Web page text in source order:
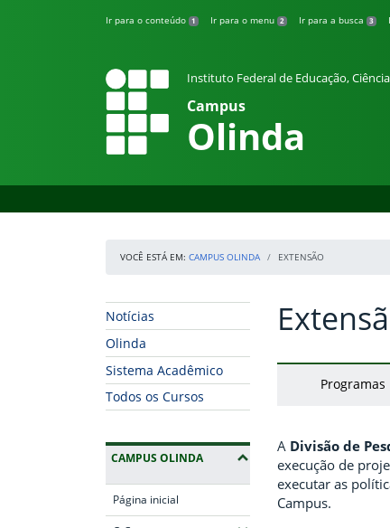
Ir para o conteúdo 1 Ir para o menu 2 Ir para a busca 3
Instituto Federal de Educação,
Campus
Olinda
VOCÊ ESTÁ EM: CAMPUS OLINDA EXTENSÃO
Início da navegação
Notícias
Olinda
Sistema Acadêmico
Todos os Cursos
CAMPUS OLINDA
Página inicial
Início do
Programas
A Divisão de
execução de
executar as
Campus.